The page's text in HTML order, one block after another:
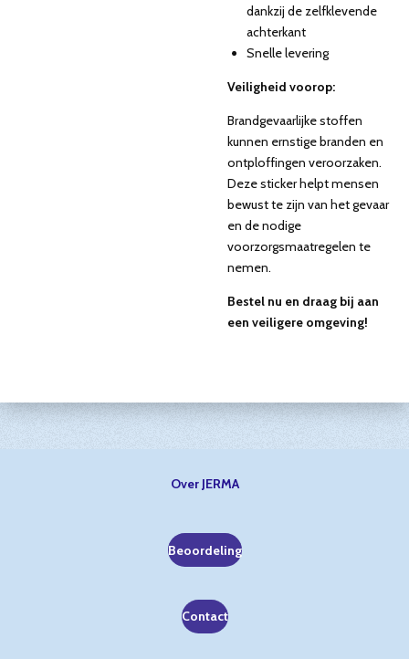
dankzij de zelfklevende
achterkant
Snelle levering
Veiligheid voorop:
Brandgevaarlijke stoffen
kunnen ernstige branden en
ontploffingen veroorzaken.
Deze sticker helpt mensen
bewust te zijn van het gevaar
en de nodige
voorzorgsmaatregelen te
nemen.
Bestel nu en draag bij aan
een veiligere omgeving!
Over JERMA
Beoordeling
Contact